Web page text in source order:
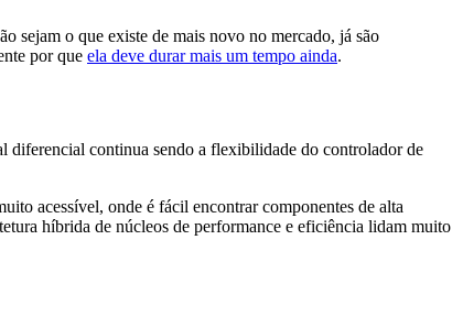
sejam o que existe de mais novo no mercado, já são
por que ela deve durar mais um tempo ainda.
diferencial continua sendo a flexibilidade do controlador de
acessível, onde é fácil encontrar componentes de alta
híbrida de núcleos de performance e eficiência lidam muito